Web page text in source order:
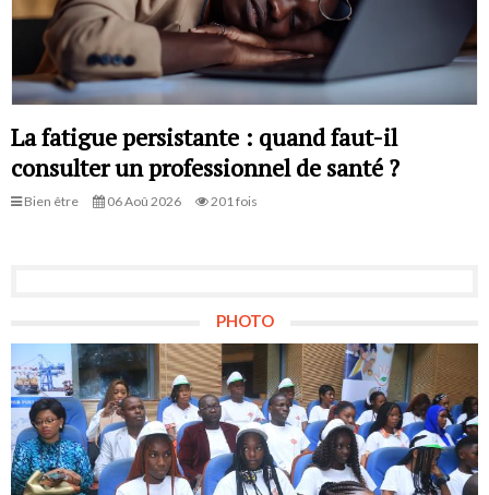
La fatigue persistante : quand faut-il
consulter un professionnel de santé ?
Bien être 06 Aoû 2026 201 fois
PHOTO